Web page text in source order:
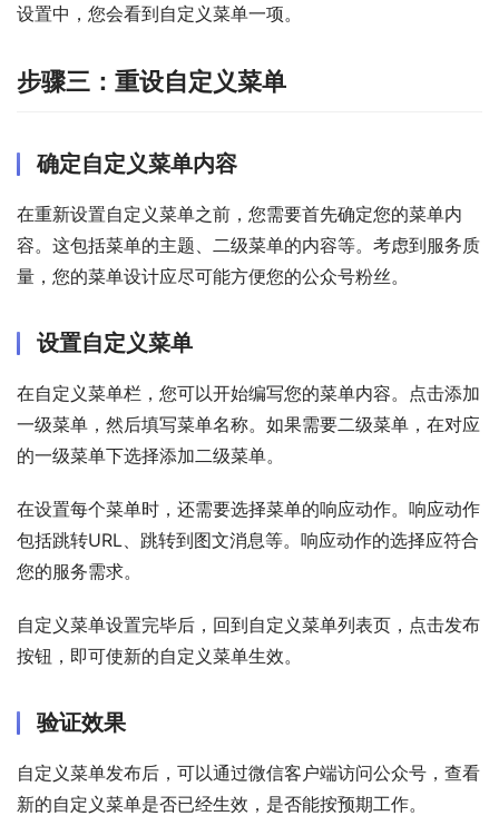
设置中，您会看到自定义菜单一项。
步骤三：重设自定义菜单
确定自定义菜单内容
在重新设置自定义菜单之前，您需要首先确定您的菜单内
容。这包括菜单的主题、二级菜单的内容等。考虑到服务质
量，您的菜单设计应尽可能方便您的公众号粉丝。
设置自定义菜单
在自定义菜单栏，您可以开始编写您的菜单内容。点击添加
一级菜单，然后填写菜单名称。如果需要二级菜单，在对应
的一级菜单下选择添加二级菜单。
在设置每个菜单时，还需要选择菜单的响应动作。响应动作
包括跳转URL、跳转到图文消息等。响应动作的选择应符合
您的服务需求。
自定义菜单设置完毕后，回到自定义菜单列表页，点击发布
按钮，即可使新的自定义菜单生效。
验证效果
自定义菜单发布后，可以通过微信客户端访问公众号，查看
新的自定义菜单是否已经生效，是否能按预期工作。